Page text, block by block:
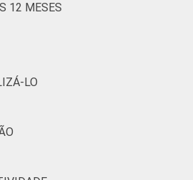
0
12 MESES
LO